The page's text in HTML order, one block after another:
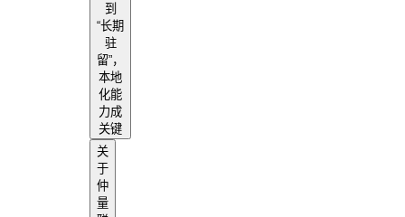
到
“长期
驻
留”，
本地
化能
力成
关键
关
于
仲
量